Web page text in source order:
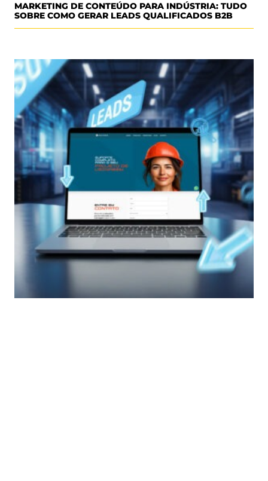
MARKETING DE CONTEÚDO PARA INDÚSTRIA: TUDO
SOBRE COMO GERAR LEADS QUALIFICADOS B2B